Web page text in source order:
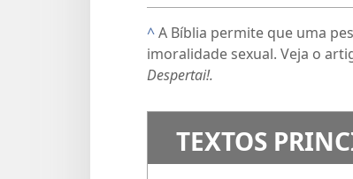
^A Bíblia permite que uma
imoralidade sexual. Veja o
Despertai!.
TEXTOS